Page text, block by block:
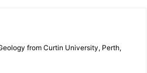
from Curtin University, Perth,